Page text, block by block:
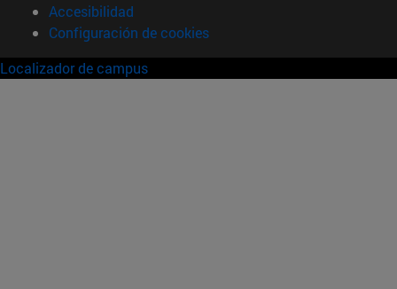
Accesibilidad
Configuración de cookies
Localizador de campus